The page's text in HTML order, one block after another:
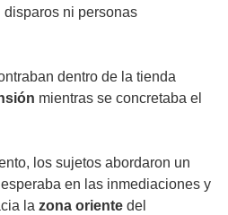
disparos ni personas
dentro de la tienda
mientras se concretaba el
los sujetos abordaron un
en las inmediaciones y
la zona oriente del